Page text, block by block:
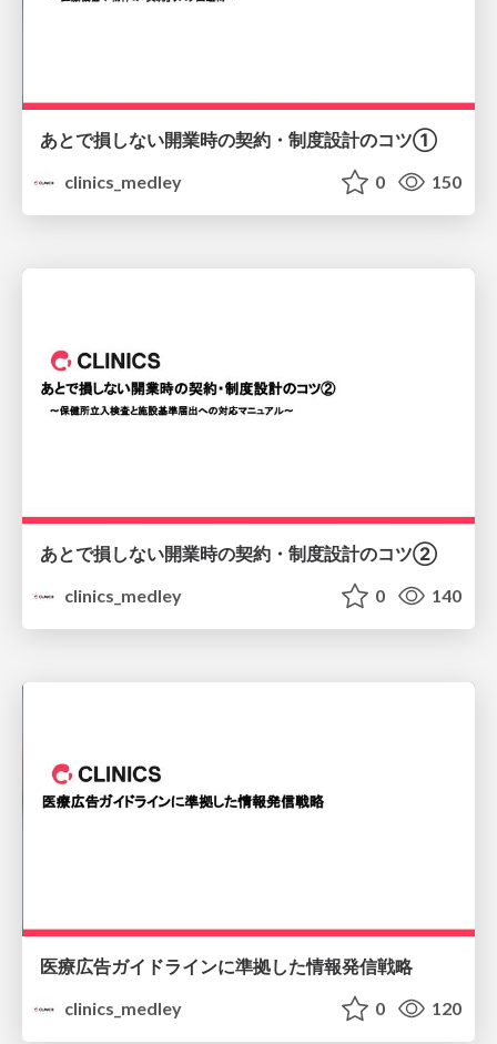
あとで損しない開業時の契約・制度設計のコツ①
clinics_medley
0 150
あとで損しない開業時の契約・制度設計のコツ②
clinics_medley
0 140
医療広告ガイドラインに準拠した情報発信戦略
clinics_medley
0 120